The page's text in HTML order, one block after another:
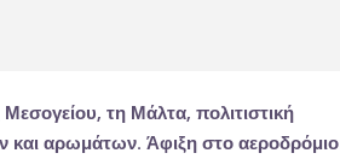
τη Μάλτα, πολιτιστική
και αρωμάτων. Άφιξη στο αεροδρόμιο